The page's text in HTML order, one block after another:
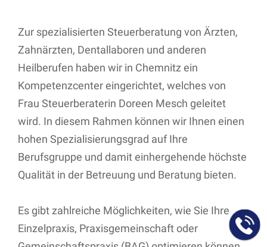
Zur spezialisierten Steuerberatung von Ärzten,
Zahnärzten, Dentallaboren und anderen
Heilberufen haben wir in Chemnitz ein
Kompetenzcenter eingerichtet, welches von
Frau Steuerberaterin Doreen Mesch geleitet
wird. In diesem Rahmen können wir Ihnen einen
hohen Spezialisierungsgrad auf Ihre
Berufsgruppe und damit einhergehende höchste
Qualität in der Betreuung und Beratung bieten.
Es gibt zahlreiche Möglichkeiten, wie Sie Ihre
Einzelpraxis, Praxisgemeinschaft oder